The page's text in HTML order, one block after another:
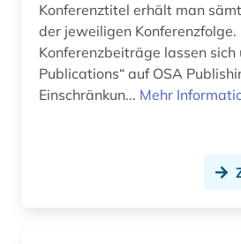
motorenbau (1)
multidisziplinär (1)
multimedia (1)
Konferenztitel erhält man
der jeweiligen Konferenzfolge.
Konferenzbeiträge lassen sich
Publications“ auf OSA
Einschränkun... Mehr